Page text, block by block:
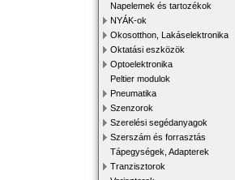
Napelemek és tartozékok
NYÁK-ok
Okosotthon, Lakáselektronika
Oktatási eszközök
Optoelektronika
Peltier modulok
Pneumatika
Szenzorok
Szerelési segédanyagok
Szerszám és forrasztás
Tápegységek, Adapterek
Tranzisztorok